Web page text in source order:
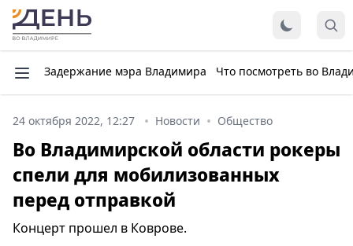
Задержание мэра Владимира Что посмотреть во
24 октября 2022, 12:27 Новости Общество
Во Владимирской области рокеры
спели для мобилизованных
перед отправкой
Концерт прошел в Коврове.